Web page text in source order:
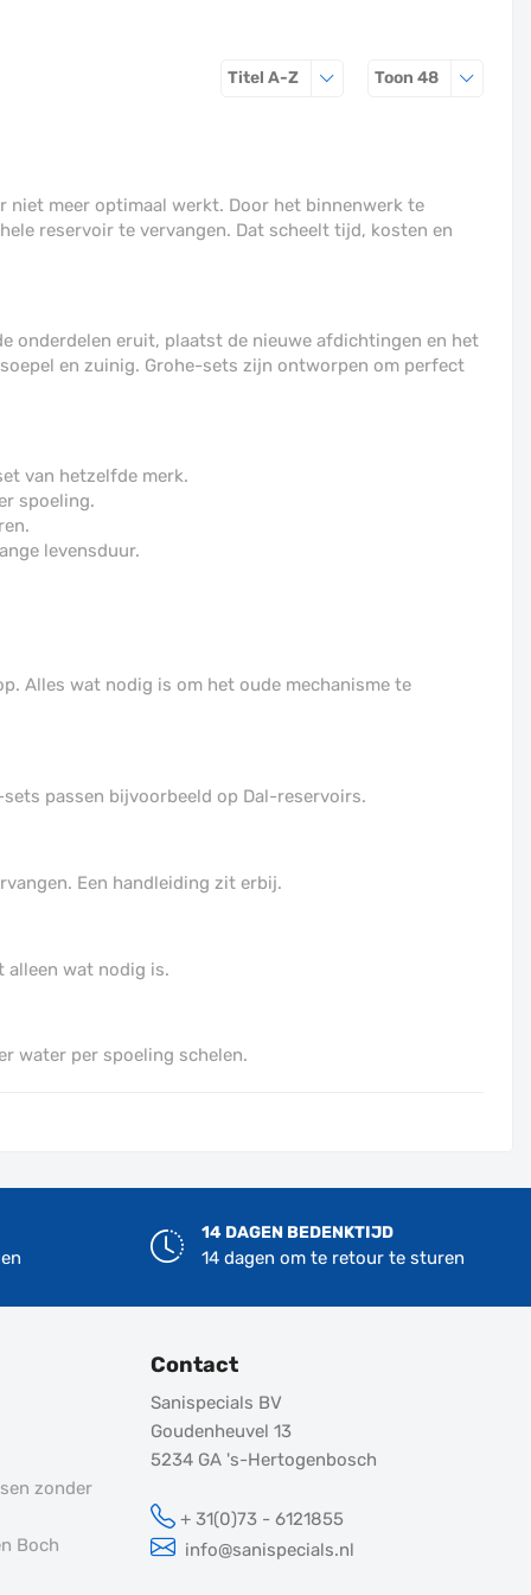
Toon 48Producten
Titel A-ZSorteren op
niet meer optimaal werkt. Door het binnenwerk te
reservoir te vervangen. Dat scheelt tijd, kosten en
onderdelen eruit, plaatst de nieuwe afdichtingen en het
en zuinig. Grohe-sets zijn ontworpen om perfect
van hetzelfde merk.
spoeling.
levensduur.
Alles wat nodig is om het oude mechanisme te
passen bijvoorbeeld op Dal-reservoirs.
Een handleiding zit erbij.
alleen wat nodig is.
water per spoeling schelen.
14 DAGEN BEDENKTIJD
14 dagen om te retour te sturen
zonder
Boch
Contact
Sanispecials BV
Goudenheuvel 13
5234 GA 's-Hertogenbosch
+ 31(0)73 - 6121855
info@sanispecials.nl